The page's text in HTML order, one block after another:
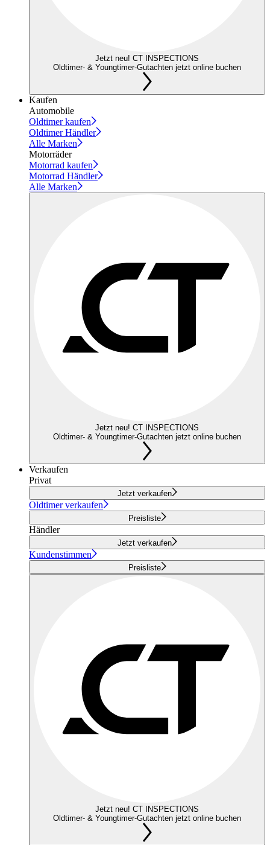
Jetzt neu! CT INSPECTIONS
Oldtimer- & Youngtimer-Gutachten jetzt online buchen
Kaufen
Automobile
Oldtimer kaufen
Oldtimer Händler
Alle Marken
Motorräder
Motorrad kaufen
Motorrad Händler
Alle Marken
Jetzt neu! CT INSPECTIONS
Oldtimer- & Youngtimer-Gutachten jetzt online buchen
Verkaufen
Privat
Jetzt verkaufen
Oldtimer verkaufen
Preisliste
Händler
Jetzt verkaufen
Kundenstimmen
Preisliste
Jetzt neu! CT INSPECTIONS
Oldtimer- & Youngtimer-Gutachten jetzt online buchen